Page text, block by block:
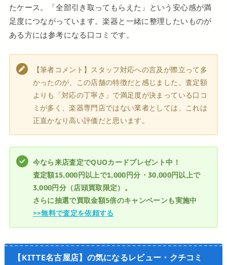
たケース。「全部引き取ってもらえた」という安心感が満
足度につながっています。楽器と一緒に整理したいものが
ある方には参考になる口コミです。
【筆者コメント】スタッフ対応への言及が際立って多
かったのが、この店舗の特徴だと感じました。査定額
よりも「対応の丁寧さ」で満足度が決まっている口コ
ミが多く、楽器専門店ではない業者としては、これは
正直かなり高い評価だと思います。
今なら来店査定でQUOカードプレゼント中！
査定額15,000円以上で1,000円分・30,000円以上で
3,000円分（店頭買取限定）。
さらに抽選で買取金額5倍のキャンペーンも実施中
>>無料で査定を依頼する
【KITTE名古屋店】 の気になるレビュー・クチコミ